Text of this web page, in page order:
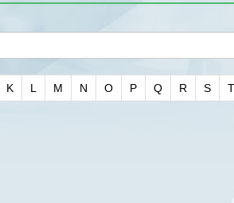
K L M N O P Q R S T